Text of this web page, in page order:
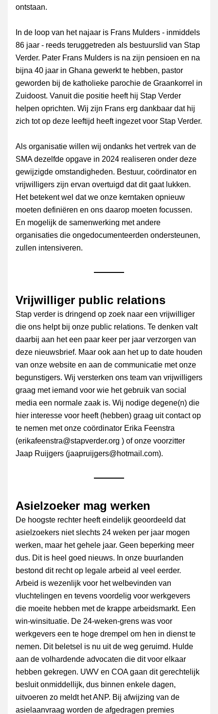
ontstaan.
In de loop van het najaar is Frans Mulders - inmiddels
86 jaar - reeds teruggetreden als bestuurslid van Stap
Verder. Pater Frans Mulders is na zijn pensioen en na
bijna 40 jaar in Ghana gewerkt te hebben, pastor
geworden bij de katholieke parochie de Graankorrel in
Zuidoost. Vanuit die positie heeft hij Stap Verder
helpen oprichten. Wij zijn Frans erg dankbaar dat hij
zich tot op deze leeftijd heeft ingezet voor Stap Verder.
Als organisatie willen wij ondanks het vertrek van de
SMA dezelfde opgave in 2024 realiseren onder deze
gewijzigde omstandigheden. Bestuur, coördinator en
vrijwilligers zijn ervan overtuigd dat dit gaat lukken.
Het betekent wel dat we onze kerntaken opnieuw
moeten definiëren en ons daarop moeten focussen.
En mogelijk de samenwerking met andere
organisaties die ongedocumenteerden ondersteunen,
zullen intensiveren.
Vrijwilliger public relations
Stap verder is dringend op zoek naar een vrijwilliger
die ons helpt bij onze public relations. Te denken valt
daarbij aan het een paar keer per jaar verzorgen van
deze nieuwsbrief. Maar ook aan het up to date houden
van onze website en aan de communicatie met onze
begunstigers. Wij versterken ons team van vrijwilligers
graag met iemand voor wie het gebruik van social
media een normale zaak is. Wij nodige degene(n) die
hier interesse voor heeft (hebben) graag uit contact op
te nemen met onze coördinator Erika Feenstra
(erikafeenstra@stapverder.org ) of onze voorzitter
Jaap Ruijgers (jaapruijgers@hotmail.com).
Asielzoeker mag werken
De hoogste rechter heeft eindelijk geoordeeld dat
asielzoekers niet slechts 24 weken per jaar mogen
werken, maar het gehele jaar. Geen beperking meer
dus. Dit is heel goed nieuws. In onze buurlanden
bestond dit recht op legale arbeid al veel eerder.
Arbeid is wezenlijk voor het welbevinden van
vluchtelingen en tevens voordelig voor werkgevers
die moeite hebben met de krappe arbeidsmarkt. Een
win-winsituatie. De 24-weken-grens was voor
werkgevers een te hoge drempel om hen in dienst te
nemen. Dit beletsel is nu uit de weg geruimd. Hulde
aan de volhardende advocaten die dit voor elkaar
hebben gekregen. UWV en COA gaan dit gerechtelijk
besluit onmiddellijk, dus binnen enkele dagen,
uitvoeren zo meldt het ANP. Bij afwijzing van de
asielaanvraag worden de afgedragen premies